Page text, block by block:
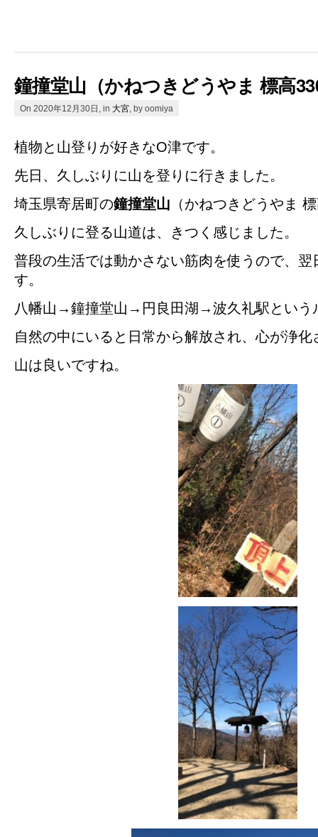
鐘撞堂山（かねつきどうやま 標高
On 2020年12月30日, in 大宮 , by oomiya
植物と山登りが好きなO津です。
先日、久しぶりに山を登りに行きました。
埼玉県寄居町の鐘撞堂山 （かねつきどうやま
久しぶりに登る山道は、きつく感じました。
普段の生活では動かさない筋肉を使うので、翌
す。
八幡山→鐘撞堂山→円良田湖→波久礼駅という
自然の中にいると日常から解放され、心が浄化
山は良いですね。